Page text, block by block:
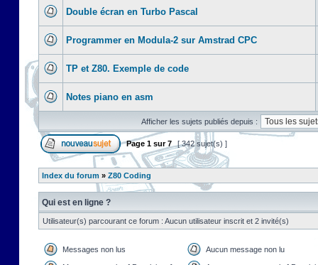
Double écran en Turbo Pascal
Programmer en Modula-2 sur Amstrad CPC
TP et Z80. Exemple de code
Notes piano en asm
Afficher les sujets publiés depuis :
Page 1 sur7 [ 342 sujet(s) ]
Index du forum » Z80 Coding
Qui est en ligne ?
Utilisateur(s) parcourant ce forum : Aucun utilisateur inscrit et 2 invité(s)
Messages non lus Aucun message non lu